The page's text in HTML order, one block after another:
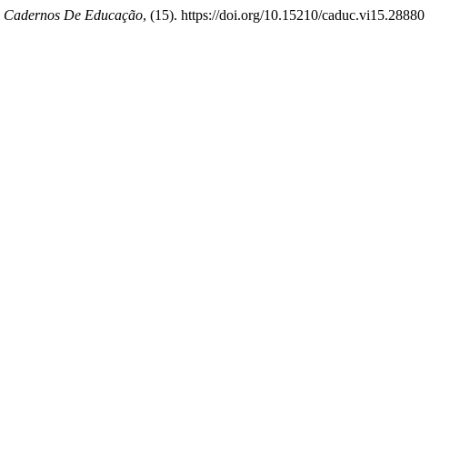
Cadernos De Educação, (15). https://doi.org/10.15210/caduc.vi15.28880